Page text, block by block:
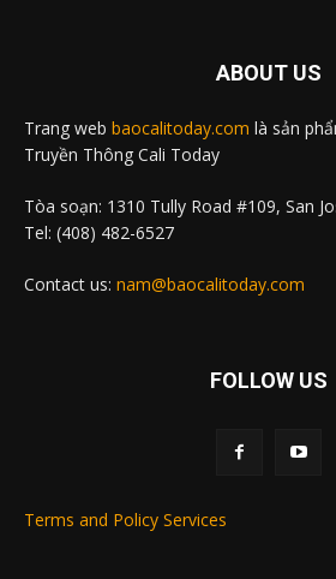
ABOUT US
Trang web baocalitoday.com là sản
Truyền Thông Cali Today
Tòa soạn: 1310 Tully Road #109, San
Tel: (408) 482-6527
Contact us: nam@baocalitoday.com
FOLLOW US
Terms and Policy Services